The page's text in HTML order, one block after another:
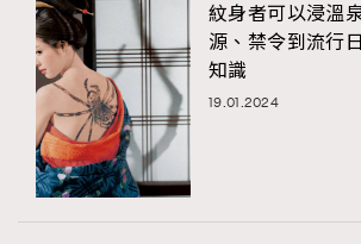
本人已詳閱並同意遵守本文列明條
(nmg.com.hk/privacy) 閱讀本公司的私
本人願意接收新傳媒集團的最新消息及其
新傳媒集團使用本人的個人資料於任
紋身者可以浸溫
源、禁令到流行
知識
19.01.2024